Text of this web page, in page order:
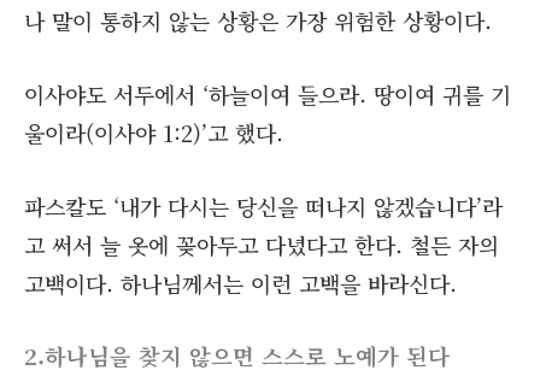
나 말이 통하지 않는 상황은 가장 위험한 상황이다.
이사야도 서두에서 ‘하늘이여 들으라. 땅이여 귀를 기
울이라(이사야 1:2)’고 했다.
파스칼도 ‘내가 다시는 당신을 떠나지 않겠습니다’라
고 써서 늘 옷에 꽂아두고 다녔다고 한다. 철든 자의
고백이다. 하나님께서는 이런 고백을 바라신다.
2.하나님을 찾지 않으면 스스로 노예가 된다